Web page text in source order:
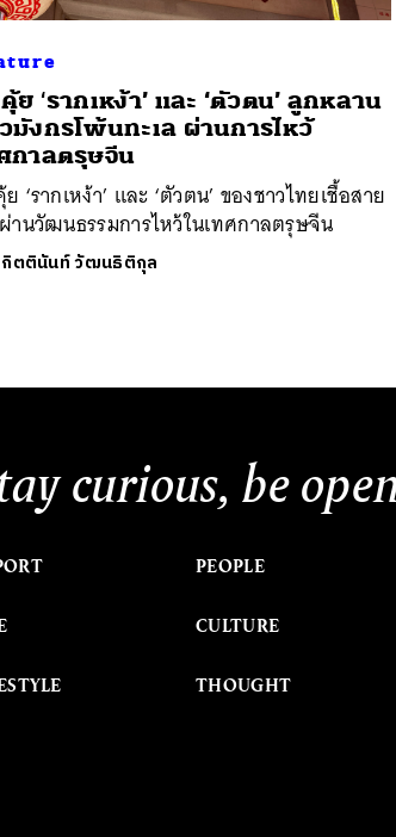
ย ‘รากเหง้า’ และ ‘ตัวตน’ ลูกหลาน
มังกรโพ้นทะเล ผ่านการไหว้
กาลตรุษจีน
‘รากเหง้า’ และ ‘ตัวตน’ ของชาวไทยเชื้อสาย
านวัฒนธรรมการไหว้ในเทศกาลตรุษจีน
กิตตินันท์ วัฒนธิติกุล
curious, be
PEOPLE
CULTURE
THOUGHT